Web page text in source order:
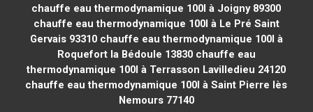
chauffe eau thermodynamique 100l à Joigny 89300
chauffe eau thermodynamique 100l à Le Pré Saint
Gervais 93310chauffe eau thermodynamique 100l à
Roquefort la Bédoule 13830chauffe eau
thermodynamique 100l à Terrasson Lavilledieu 24120
chauffe eau thermodynamique 100l à Saint Pierre lès
Nemours 77140